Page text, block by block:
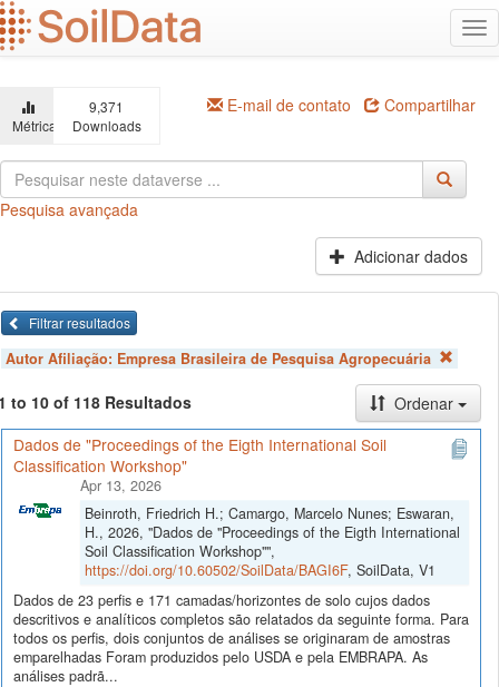
Ir
para
o
principal
Métricas
9,371
Downloads
E-mail de contato Compartilhar
Pesquisa avançada
Adicionar dados
Filtrar resultados
Autor Afiliação: Empresa Brasileira de Pesquisa Agropecuária
to 10 of 118 Resultados
Ordenar
Dados de "Proceedings of the Eigth International Soil
Classification Workshop"
Apr 13, 2026
Beinroth, Friedrich H.; Camargo, Marcelo Nunes; Eswaran,
H., 2026, "Dados de "Proceedings of the Eigth International
Soil Classification Workshop"",
https://doi.org/10.60502/SoilData/BAGI6F, SoilData, V1
Dados de 23 perfis e 171 camadas/horizontes de solo cujos dados
descritivos e analíticos completos são relatados da seguinte forma. Para
todos os perfis, dois conjuntos de análises se originaram de amostras
emparelhadas Foram produzidos pelo USDA e pela EMBRAPA. As
análises padrã...